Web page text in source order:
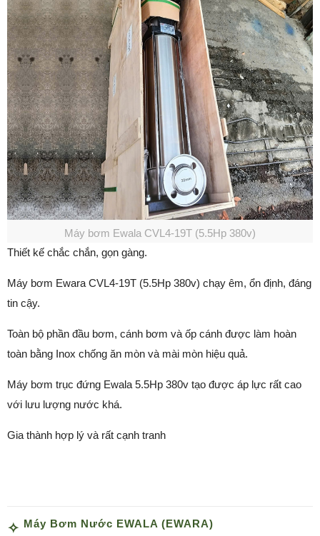
Máy bơm Ewala CVL4-19T (5.5Hp 380v)
Thiết kế chắc chắn, gọn gàng.
Máy bơm Ewara CVL4-19T (5.5Hp 380v) chạy êm, ổn định, đáng
tin cậy.
Toàn bộ phần đầu bơm, cánh bơm và ốp cánh được làm hoàn
toàn bằng Inox chống ăn mòn và mài mòn hiệu quả.
Máy bơm trục đứng Ewala 5.5Hp 380v tạo được áp lực rất cao
với lưu lượng nước khá.
Gia thành hợp lý và rất cạnh tranh
Máy Bơm Nước EWALA (EWARA)